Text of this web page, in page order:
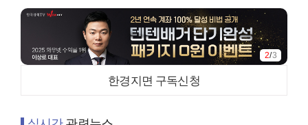
2/3
한경지면 구독신청